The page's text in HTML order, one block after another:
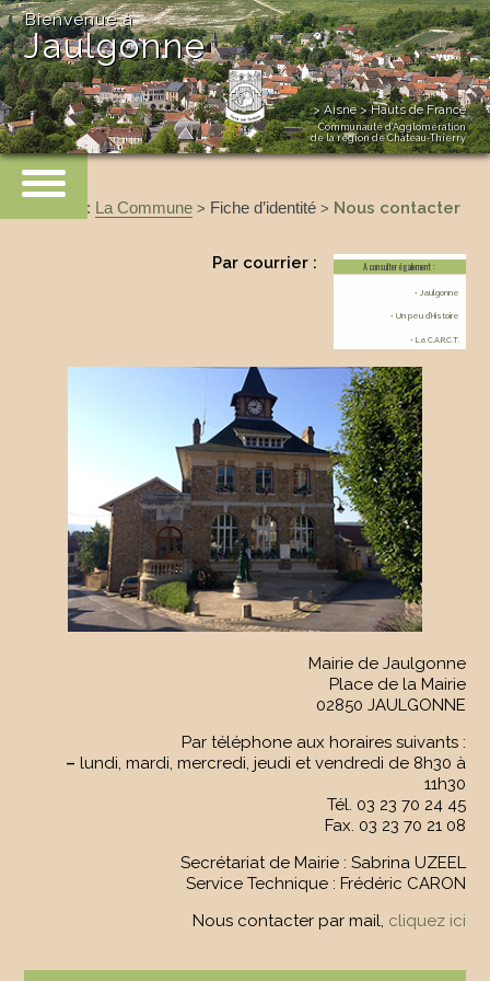
> Aisne > Hauts de France
Communauté d’Agglomération
de la région de Château-Thierry
Bienvenue à
Jaulgonne
: La Commune> Fiche d’identité> Nous contacter
A consulter également :
• Jaulgonne
• Un peu d’Histoire
• La C.A.R.C.T.
Par courrier :
Mairie de Jaulgonne
Place de la Mairie
02850 JAULGONNE
Par téléphone aux horaires suivants :
– lundi, mardi, mercredi, jeudi et vendredi de 8h30 à
11h30
Tél. 03 23 70 24 45
Fax. 03 23 70 21 08
Secrétariat de Mairie : Sabrina UZEEL
Service Technique : Frédéric CARON
Nous contacter par mail, cliquez ici